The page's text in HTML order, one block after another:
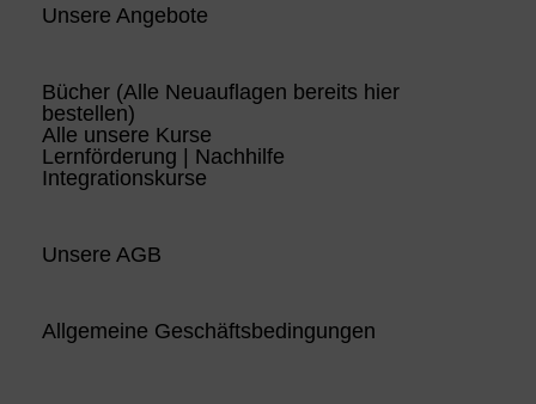
Unsere Angebote
Bücher (Alle Neuauflagen bereits hier
bestellen)
Alle unsere Kurse
Lernförderung | Nachhilfe
Integrationskurse
Unsere AGB
Allgemeine Geschäftsbedingungen